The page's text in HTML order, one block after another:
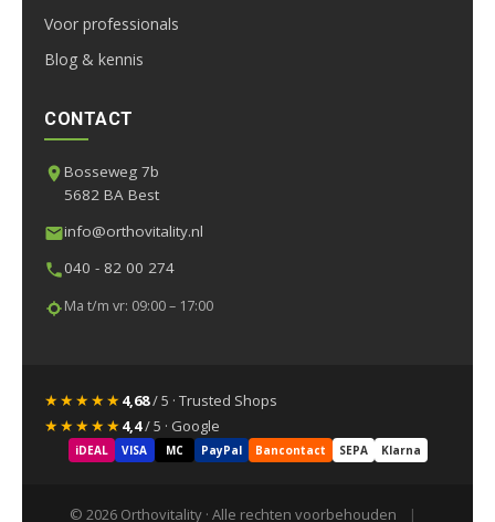
Voor professionals
Blog & kennis
CONTACT
Bosseweg 7b
5682 BA Best
info@orthovitality.nl
040 - 82 00 274
Ma t/m vr: 09:00 – 17:00
★★★★★4,68/ 5 · Trusted Shops
★★★★★4,4/ 5 · Google
iDEAL VISA MC PayPal Bancontact SEPA Klarna
© 2026 Orthovitality · Alle rechten voorbehouden |